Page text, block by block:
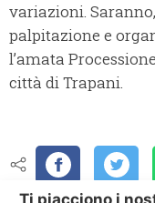
variazioni.
palpitazione e
l’amata
città di Trapani.